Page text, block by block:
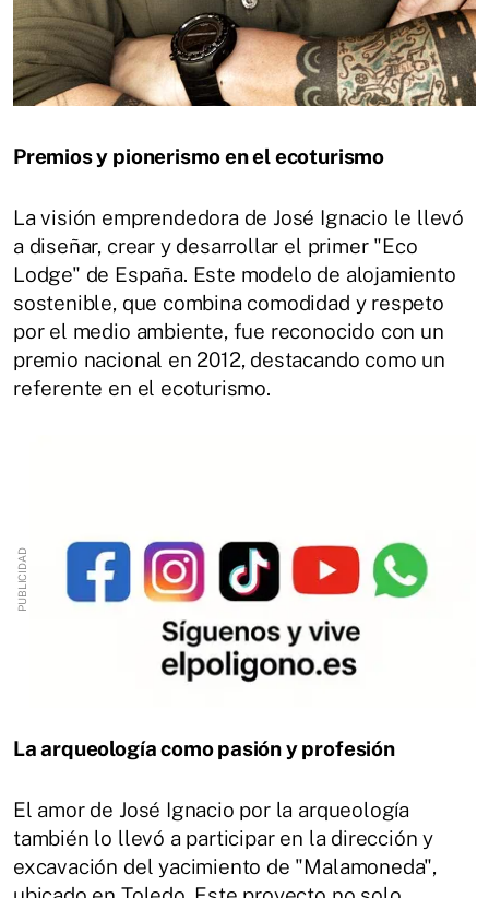
Premios y pionerismo en el ecoturismo
La visión emprendedora de José Ignacio le llevó
a diseñar, crear y desarrollar el primer "Eco
Lodge" de España. Este modelo de alojamiento
sostenible, que combina comodidad y respeto
por el medio ambiente, fue reconocido con un
premio nacional en 2012, destacando como un
referente en el ecoturismo.
La arqueología como pasión y profesión
El amor de José Ignacio por la arqueología
también lo llevó a participar en la dirección y
excavación del yacimiento de "Malamoneda",